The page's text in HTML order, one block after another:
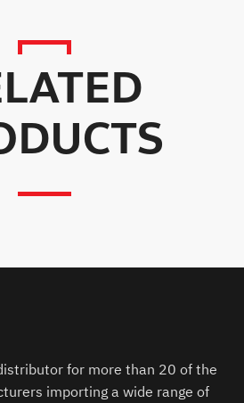
for more than 20 of the
importing a wide range of